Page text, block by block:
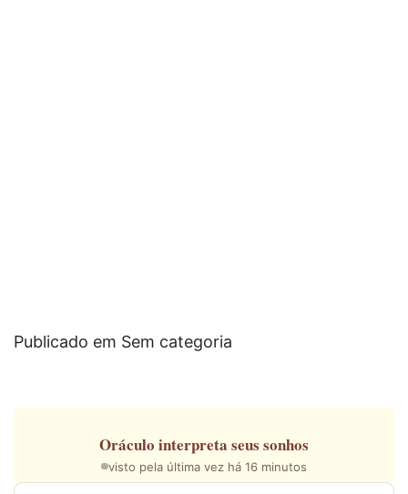
Publicado em Sem categoria
Oráculo interpreta seus sonhos
visto pela última vez há 16 minutos